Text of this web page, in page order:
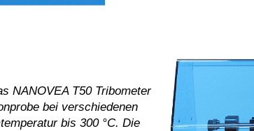
NANOVEA T50 Tribometer
bei verschiedenen
bis 300 °C. Die